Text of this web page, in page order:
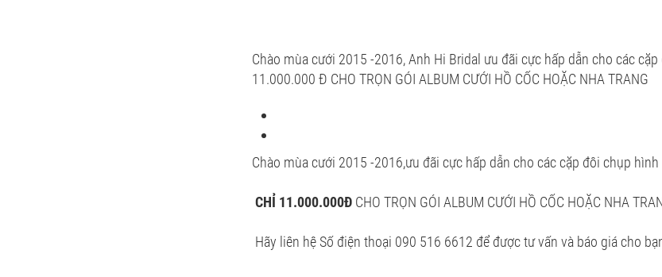
Chào mùa cưới 2015 -2016, Anh Hi Bridal ưu đãi cực hấp dẫn cho các
11.000.000 Đ CHO TRỌN GÓI ALBUM CƯỚI HỒ CỐC HOẶC NHA TRANG
Chào mùa cưới 2015 -2016,ưu đãi cực hấp dẫn cho các cặp đôi chụp hình
CHỈ 11.000.000Đ CHO TRỌN GÓI ALBUM CƯỚI HỒ CỐC HOẶC NHA
Hãy liên hệ Số điện thoại 090 516 6612 để được tư vấn và báo giá cho